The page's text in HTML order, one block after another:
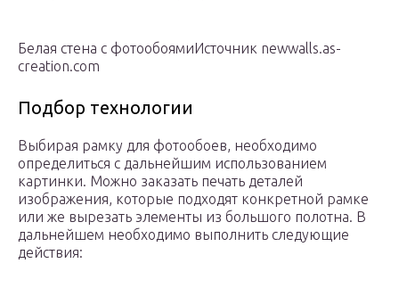
Белая стена с фотообоямиИсточник newwalls.as-
creation.com
Подбор технологии
Выбирая рамку для фотообоев, необходимо
определиться с дальнейшим использованием
картинки. Можно заказать печать деталей
изображения, которые подходят конкретной рамке
или же вырезать элементы из большого полотна. В
дальнейшем необходимо выполнить следующие
действия: